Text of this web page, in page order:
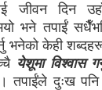
जीवन दिन
भने तपाईं
भनेको केही
येशूमा विश्वास
दुःख पनि